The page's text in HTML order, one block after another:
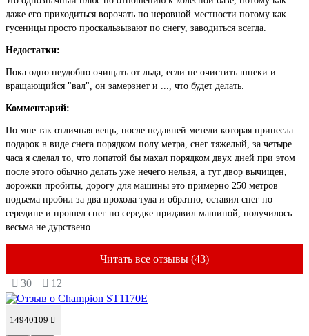
даже его приходиться ворочать по неровной местности потому как
гусеницы просто проскальзывают по снегу, заводиться всегда.
Недостатки:
Пока одно неудобно очищать от льда, если не очистить шнеки и
вращающийся "вал", он замерзнет и ..., что будет делать.
Комментарий:
По мне так отличная вещь, после недавней метели которая принесла
подарок в виде снега порядком полу метра, снег тяжелый, за четыре
часа я сделал то, что лопатой бы махал порядком двух дней при этом
после этого обычно делать уже нечего нельзя, а тут двор вычищен,
дорожки пробиты, дорогу для машины это примерно 250 метров
подъема пробил за два прохода туда и обратно, оставил снег по
середине и прошел снег по середке придавил машиной, получилось
весьма не дурствено.
Читать все отзывы (43)
30 12
14940109